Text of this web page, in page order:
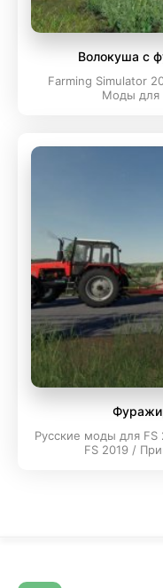
Волокуша с
Farming Simulator
Моды для
Русские моды для
FS 2019 /